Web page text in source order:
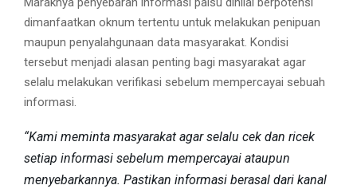
dimanfaatkan oknum tertentu untuk melakukan penipuan
maupun penyalahgunaan data masyarakat. Kondisi
tersebut menjadi alasan penting bagi masyarakat agar
selalu melakukan verifikasi sebelum mempercayai sebuah
informasi.
“Kami meminta masyarakat agar selalu cek dan ricek
setiap informasi sebelum mempercayai ataupun
menyebarkannya. Pastikan informasi berasal dari kanal